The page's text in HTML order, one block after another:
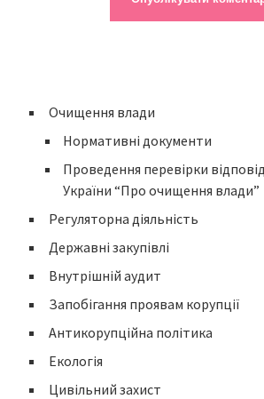
Очищення влади
Нормативні документи
Проведення перевірки
України “Про очищення влади”
Регуляторна діяльність
Державні закупівлі
Внутрішній аудит
Запобігання проявам корупції
Антикорупційна політика
Екологія
Цивільний захист